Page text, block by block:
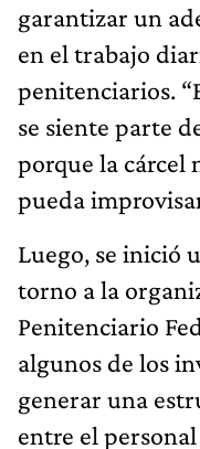
garantizar un
en el trabajo
penitenciarios.
se siente parte
porque la cárcel
pueda
Luego, se inició
torno a la
Penitenciario
algunos de los
generar una
entre el